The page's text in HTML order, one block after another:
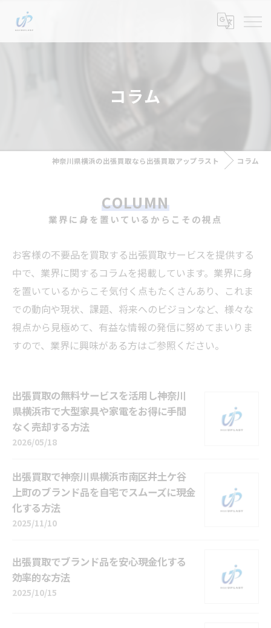
コラム
神奈川県横浜の出張買取なら出張買取アップラスト コラム
COLUMN
業界に身を置いているからこその視点
お客様の不要品を買取する出張買取サービスを提供する
中で、業界に関するコラムを掲載しています。業界に身
を置いているからこそ気付く点もたくさんあり、これま
での動向や現状、課題、将来へのビジョンなど、様々な
視点から見極めて、有益な情報の発信に努めてまいりま
すので、業界に興味がある方はご参照ください。
出張買取の無料サービスを活用し神奈川
県横浜市で大型家具や家電をお得に手間
なく売却する方法
2026/05/18
出張買取で神奈川県横浜市南区井土ケ谷
上町のブランド品を自宅でスムーズに現金
化する方法
2025/11/10
出張買取でブランド品を安心現金化する
効率的な方法
2025/10/15